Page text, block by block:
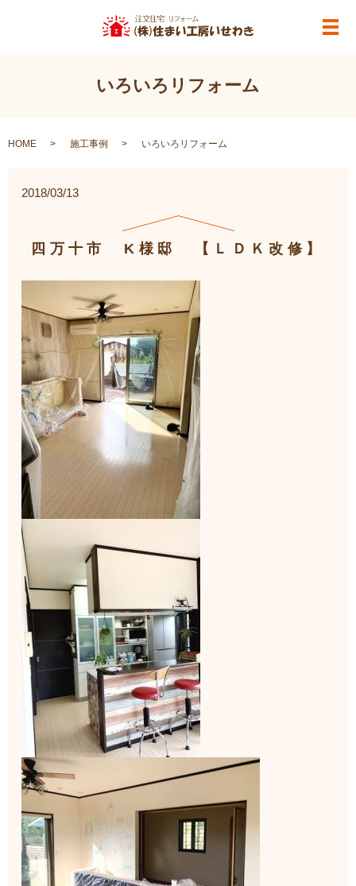
メ
いろいろリフォーム
HOME 施工事例 いろいろリフォーム
2018/03/13
四万十市 K様邸 【ＬＤＫ改修】